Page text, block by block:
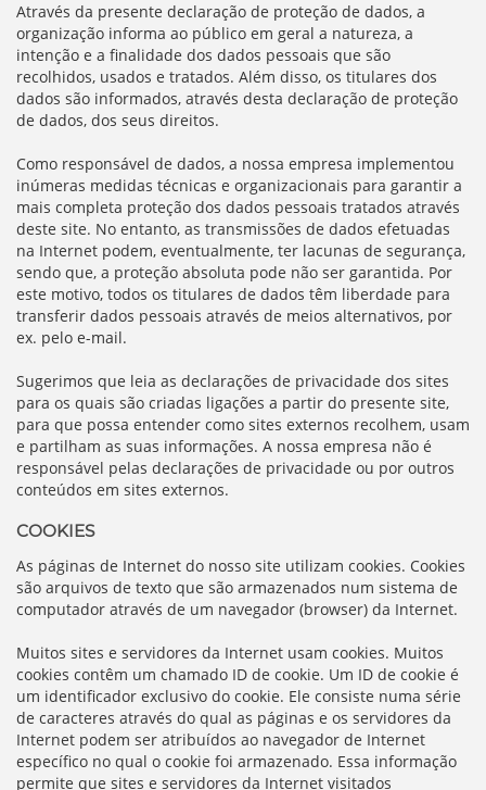
Através da presente declaração de proteção de dados, a
organização informa ao público em geral a natureza, a
intenção e a finalidade dos dados pessoais que são
recolhidos, usados e tratados. Além disso, os titulares dos
dados são informados, através desta declaração de proteção
de dados, dos seus direitos.
Como responsável de dados, a nossa empresa implementou
inúmeras medidas técnicas e organizacionais para garantir a
mais completa proteção dos dados pessoais tratados através
deste site. No entanto, as transmissões de dados efetuadas
na Internet podem, eventualmente, ter lacunas de segurança,
sendo que, a proteção absoluta pode não ser garantida. Por
este motivo, todos os titulares de dados têm liberdade para
transferir dados pessoais através de meios alternativos, por
ex. pelo e-mail.
Sugerimos que leia as declarações de privacidade dos sites
para os quais são criadas ligações a partir do presente site,
para que possa entender como sites externos recolhem, usam
e partilham as suas informações. A nossa empresa não é
responsável pelas declarações de privacidade ou por outros
conteúdos em sites externos.
COOKIES
As páginas de Internet do nosso site utilizam cookies. Cookies
são arquivos de texto que são armazenados num sistema de
computador através de um navegador (browser) da Internet.
Muitos sites e servidores da Internet usam cookies. Muitos
cookies contêm um chamado ID de cookie. Um ID de cookie é
um identificador exclusivo do cookie. Ele consiste numa série
de caracteres através do qual as páginas e os servidores da
Internet podem ser atribuídos ao navegador de Internet
específico no qual o cookie foi armazenado. Essa informação
permite que sites e servidores da Internet visitados